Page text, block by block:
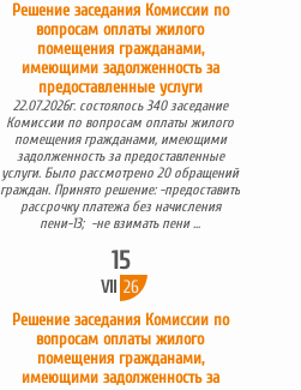
Решение заседания Комиссии по
вопросам оплаты жилого
помещения гражданами,
имеющими задолженность за
предоставленные услуги
22.07.2026г. состоялось 340 заседание
Комиссии по вопросам оплаты жилого
помещения гражданами, имеющими
задолженность за предоставленные
услуги. Было рассмотрено 20 обращений
граждан. Принято решение: -предоставить
рассрочку платежа без начисления
пени-13; -не взимать пени ...
15
VII 26
Решение заседания Комиссии по
вопросам оплаты жилого
помещения гражданами,
имеющими задолженность за